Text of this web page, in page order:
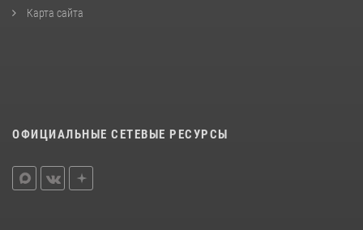
Карта сайта
ОФИЦИАЛЬНЫЕ СЕТЕВЫЕ РЕСУРСЫ